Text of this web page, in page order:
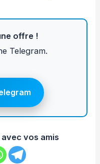
offre !
Telegram.
vos amis